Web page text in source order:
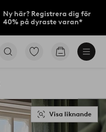
Ny här? Registrera dig för
40% på dyraste varan*
Gå
Gå
Visa liknande